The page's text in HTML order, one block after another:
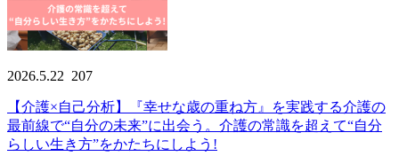
2026.5.22 207
【介護×自己分析】『幸せな歳の重ね方』を実践する介護の
最前線で“自分の未来”に出会う。介護の常識を超えて“自分
らしい生き方”をかたちにしよう!